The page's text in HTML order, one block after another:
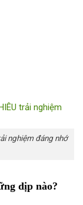
nghiệm đáng nhớ
dịp nào?